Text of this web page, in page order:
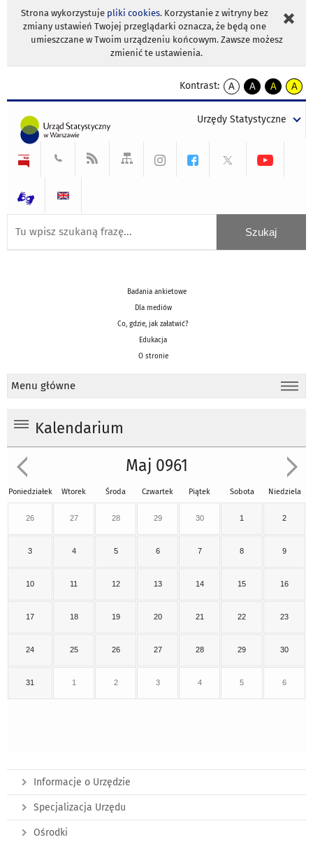
Strona wykorzystuje pliki cookies. Korzystanie z witryny bez
zmiany ustawień Twojej przeglądarki oznacza, że będą one
umieszczane w Twoim urządzeniu końcowym. Zawsze możesz
zmienić te ustawienia.
Kontrast:
A
kontrast
A
kontrast
tekst
czarnym
A
kontrast
tekst
czarnym
A
tekst
żółtym
Urzędy Statystyczne
Badania ankietowe
Dla mediów
Co, gdzie, jak załatwić?
Edukacja
O stronie
Menu główne
Kalendarium
Maj 0961
Poniedziałek Wtorek Środa Czwartek Piątek Sobota Niedziela
26 27 28 29 30 1 2
3 4 5 6 7 8 9
10 11 12 13 14 15 16
17 18 19 20 21 22 23
24 25 26 27 28 29 30
31 1 2 3 4 5 6
Informacje o Urzędzie
Specjalizacja Urzędu
Ośrodki